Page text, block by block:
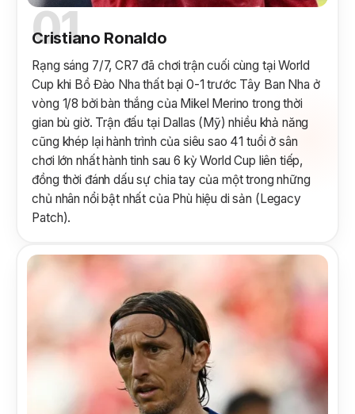
01
Cristiano Ronaldo
Rạng sáng 7/7, CR7 đã chơi trận cuối cùng tại World
Cup khi Bồ Đào Nha thất bại 0-1 trước Tây Ban Nha ở
vòng 1/8 bởi bàn thắng của Mikel Merino trong thời
gian bù giờ. Trận đấu tại Dallas (Mỹ) nhiều khả năng
cũng khép lại hành trình của siêu sao 41 tuổi ở sân
chơi lớn nhất hành tinh sau 6 kỳ World Cup liên tiếp,
đồng thời đánh dấu sự chia tay của một trong những
chủ nhân nổi bật nhất của Phù hiệu di sản (Legacy
Patch).